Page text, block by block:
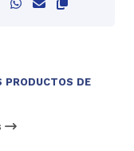
PRODUCTOS DE